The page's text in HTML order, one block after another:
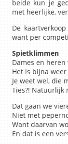
beide kun je
met heerlijke,
De
want per
Spietklimmen
Dames en heren
Het is bijna
Je weet wel, die
Ties?! Natuurlijk
Dat gaan we
Niet met
Want daarvan
En dat is een